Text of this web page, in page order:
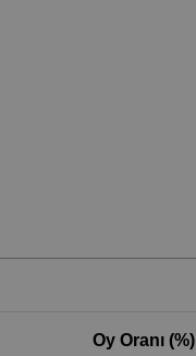
Oy Oranı (%)